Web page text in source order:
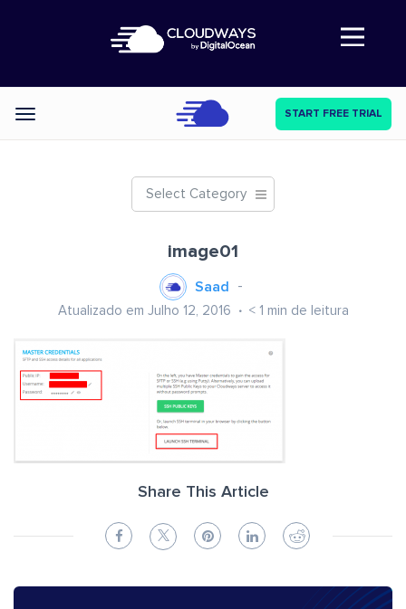
Abre a navegação
Categories START FREE TRIAL
Select Category
image01
Saad
Atualizado em Julho 12, 2016 < 1 min de leitura
Share This Article